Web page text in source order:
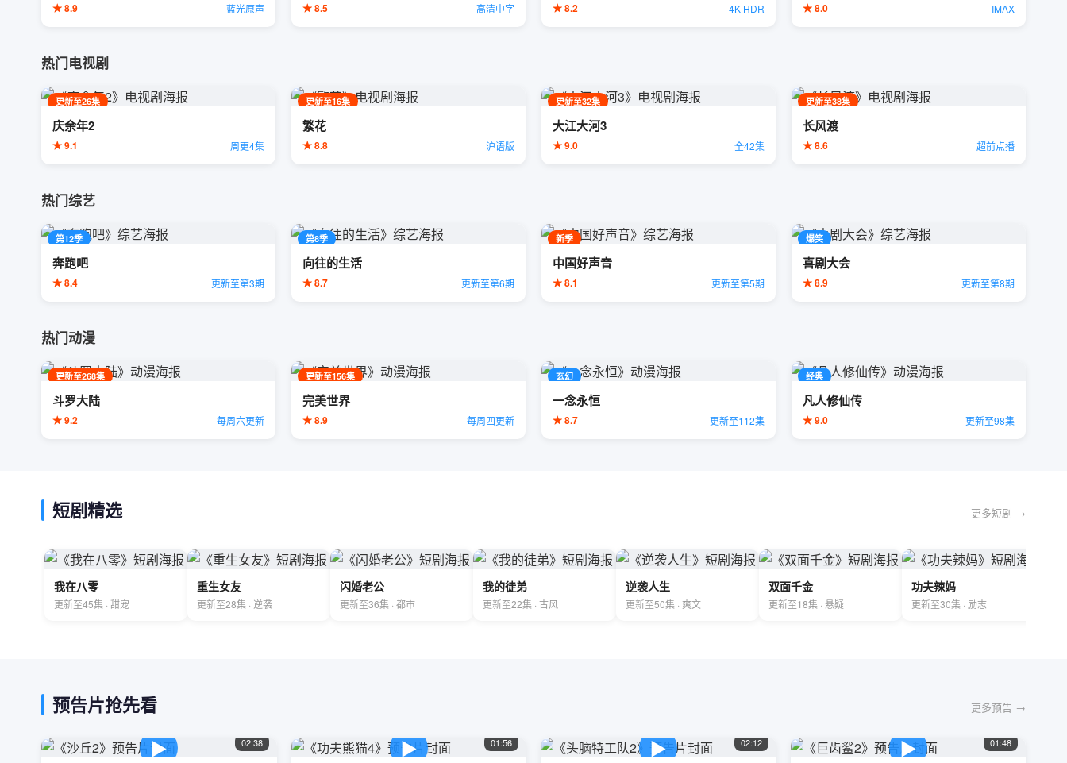
★ 8.9 蓝光原声 ★ 8.5 高清中字 ★ 8.2 4K HDR ★ 8.0 IMAX
热门电视剧
更新至26集
庆余年2
★ 9.1 周更4集
更新至16集
繁花
★ 8.8 沪语版
更新至32集
大江大河3
★ 9.0 全42集
更新至38集
长风渡
★ 8.6 超前点播
热门综艺
第12季
奔跑吧
★ 8.4 更新至第3期
第8季
向往的生活
★ 8.7 更新至第6期
新季
中国好声音
★ 8.1 更新至第5期
爆笑
喜剧大会
★ 8.9 更新至第8期
热门动漫
更新至268集
斗罗大陆
★ 9.2 每周六更新
更新至156集
完美世界
★ 8.9 每周四更新
玄幻
一念永恒
★ 8.7 更新至112集
经典
凡人修仙传
★ 9.0 更新至98集
短剧精选 更多短剧 →
我在八零
更新至45集 · 甜宠
重生女友
更新至28集 · 逆袭
闪婚老公
更新至36集 · 都市
我的徒弟
更新至22集 · 古风
逆袭人生
更新至50集 · 爽文
双面千金
更新至18集 · 悬疑
功夫辣妈
更新至30集 · 励志
预告片抢先看 更多预告 →
▶ 02:38 ▶ 01:56 ▶ 02:12 ▶ 01:48